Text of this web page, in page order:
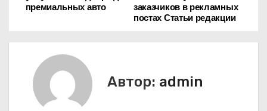
а
заказчиков в рекламных
постах Статьи редакции
премиальных авто
Автор: admin